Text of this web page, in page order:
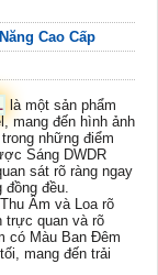
Cao Cấp
là một sản phẩm
mang đến hình ảnh
những điểm
Sáng DWDR
sát rõ ràng ngay
đều.
Âm và Loa rõ
trực quan và rõ
có Màu Ban Đêm
mang đến trải